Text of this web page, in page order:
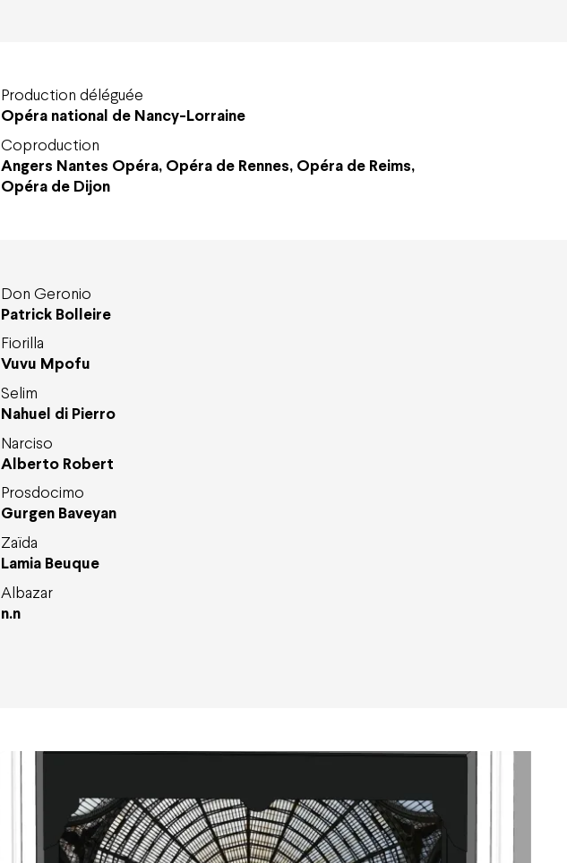
Production déléguée
Opéra national de Nancy-Lorraine
Coproduction
Angers Nantes Opéra, Opéra de Rennes, Opéra de Reims,
Opéra de Dijon
Don Geronio
Patrick Bolleire
Fiorilla
Vuvu Mpofu
Selim
Nahuel di Pierro
Narciso
Alberto Robert
Prosdocimo
Gurgen Baveyan
Zaïda
Lamia Beuque
Albazar
n.n